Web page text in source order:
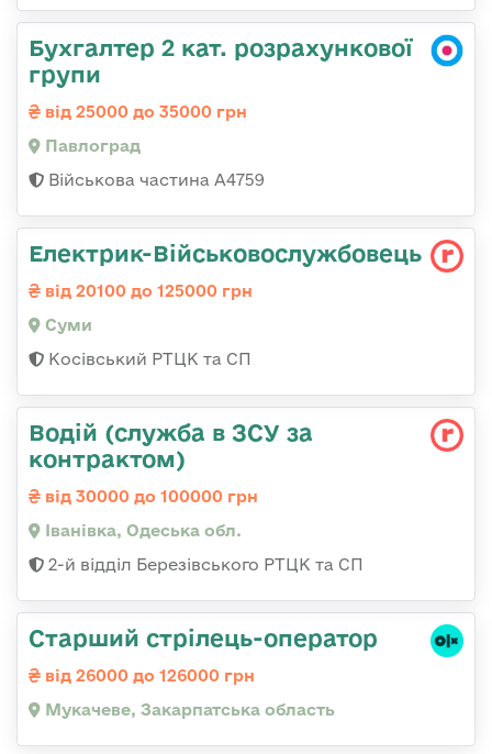
Бухгалтер 2 кат. розрахункової
групи
від 25000 до 35000 грн
Павлоград
Військова частина А4759
Електрик-Військовослужбовець
від 20100 до 125000 грн
Суми
Косівський РТЦК та СП
Водій (служба в ЗСУ за
контрактом)
від 30000 до 100000 грн
Іванівка, Одеська обл.
2-й відділ Березівського РТЦК та СП
Старший стрілець-оператор
від 26000 до 126000 грн
Мукачеве, Закарпатська область